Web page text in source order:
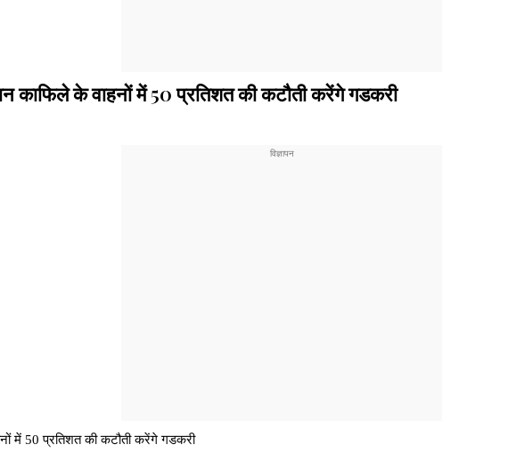
काफिले के वाहनों में 50 प्रतिशत की कटौती करेंगे गडकरी
में 50 प्रतिशत की कटौती करेंगे गडकरी